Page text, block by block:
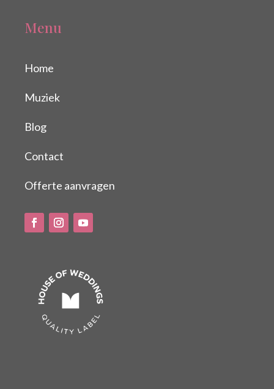
Menu
Home
Muziek
Blog
Contact
Offerte aanvragen